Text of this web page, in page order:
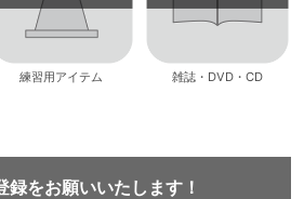
練習用アイテム 雑誌・DVD・CD
録をお願いいたします！